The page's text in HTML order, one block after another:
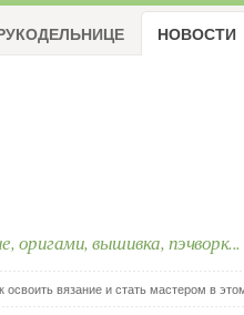
оригами, вышивка, пэчворк...
НОВОСТИ
освоить вязание и стать мастером в